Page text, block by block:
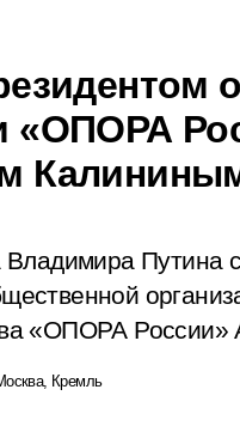
«ОПОРА
Владимира Путина
«ОПОРА
Кремль